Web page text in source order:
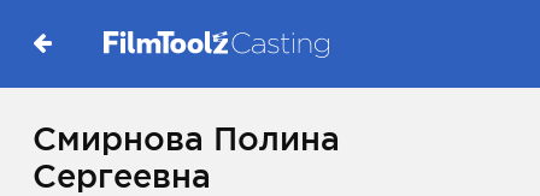
Смирнова Полина
Сергеевна